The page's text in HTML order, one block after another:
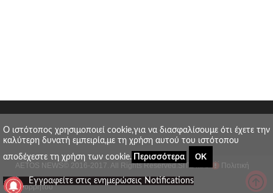
AETOS NEWS © 2016-2017. All Rights Reserved.SITE MAP Πολιτική
απορρήτου
O ιστότοπος χρησιμοποιεί cookie,για να διασφαλίσουμε ότι έχετε την
καλύτερη δυνατή εμπειρία,με τη χρήση αυτού του ιστότοπου
αποδέχεστε τη χρήση των cookie.
Περισσότερα ΟΚ
_ Εγγραφείτε στις ενημερώσεις Notifications